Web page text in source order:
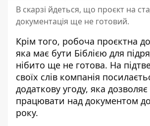
В скарзі йдеться, що проєкт на
документація ще не готовий.
Крім того, робоча проєктна
яка має бути Біблією для
нібито ще не готова. На
своїх слів компанія
додаткову угоду, яка
працювати над документом
року.